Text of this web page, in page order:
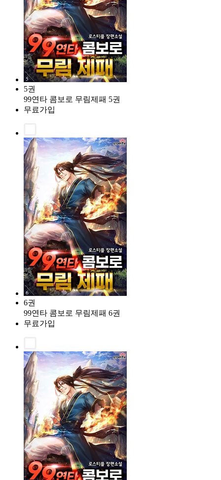
5권
99연타 콤보로 무림제패 5권
무료가입
6권
99연타 콤보로 무림제패 6권
무료가입